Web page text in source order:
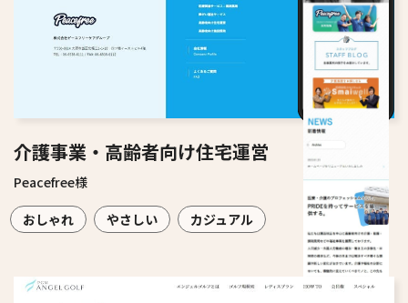
介護事業・高齢者向け住宅運営
Peacefree様
おしゃれ やさしい カジュアル